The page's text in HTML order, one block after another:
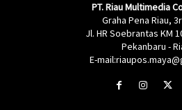
PT. Riau Multimedia
Graha Pena Riau,
Jl. HR Soebrantas KM
Pekanbaru -
E-